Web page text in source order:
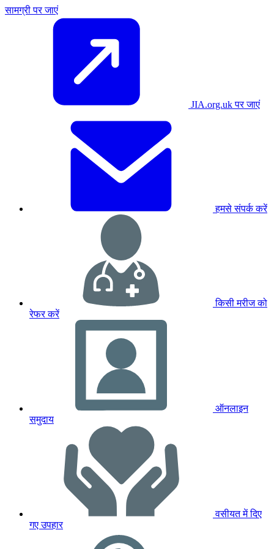
सामग्री पर जाएं
JIA.org.uk पर जाएं
हमसे संपर्क करें
किसी मरीज को
रेफर करें
ऑनलाइन
समुदाय
वसीयत में दिए
गए उपहार